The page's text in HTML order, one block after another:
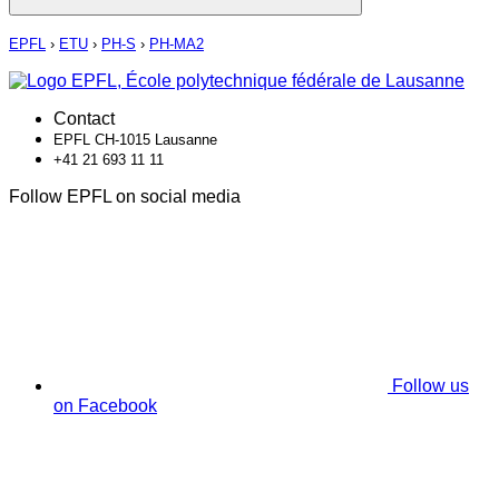
EPFL › ETU › PH-S › PH-MA2
Contact
EPFL CH-1015 Lausanne
+41 21 693 11 11
Follow EPFL on social media
Follow us
on Facebook